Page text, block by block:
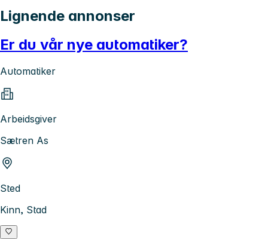
Lignende annonser
Er du vår nye automatiker?
Automatiker
Arbeidsgiver
Sætren As
Sted
Kinn, Stad